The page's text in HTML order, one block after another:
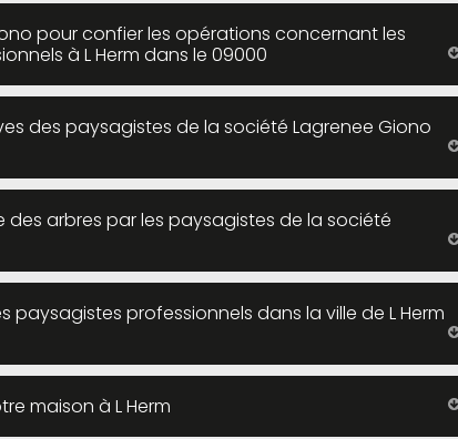
pour confier les opérations concernant les
à L Herm dans le 09000
des paysagistes de la société Lagrenee Giono
arbres par les paysagistes de la société
paysagistes professionnels dans la ville de L Herm
maison à L Herm